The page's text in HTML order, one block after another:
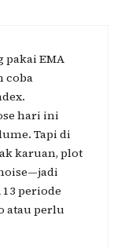
pakai EMA
coba
hari ini
Tapi di
karuan, plot
periode
atau perlu